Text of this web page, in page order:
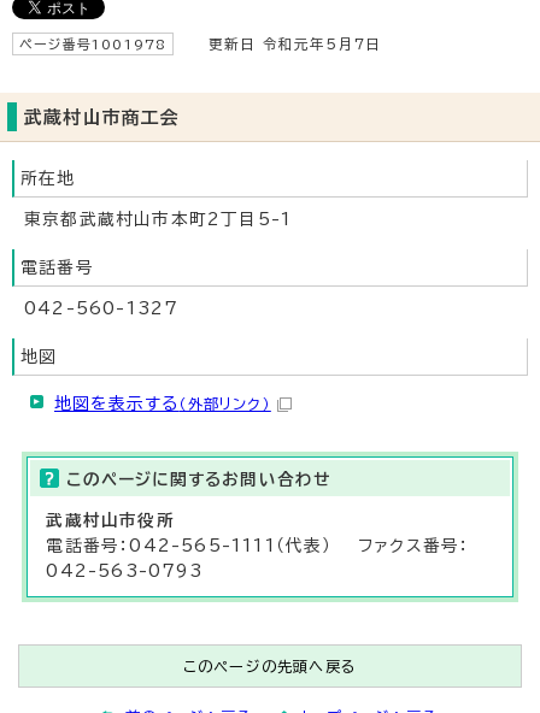
ページ番号1001978 更新日 令和元年5月7日
武蔵村山市商工会
所在地
東京都武蔵村山市本町2丁目5-1
電話番号
042-560-1327
地図
地図を表示する （外部リンク）
このページに関する お問い合わせ
武蔵村山市役所
電話番号：042-565-1111（代表） ファクス番号：
042-563-0793
このページの先頭へ戻る